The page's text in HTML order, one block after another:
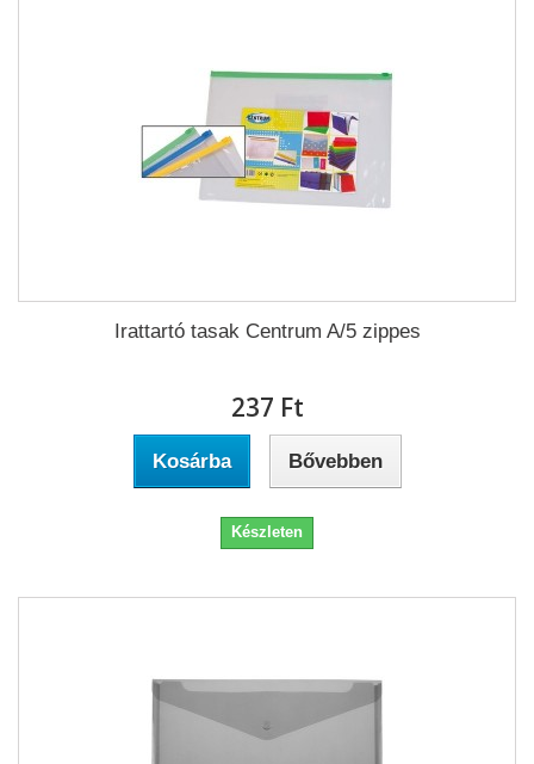
Irattartó tasak Centrum A/5 zippes
237 Ft‎
Kosárba Bővebben
Készleten